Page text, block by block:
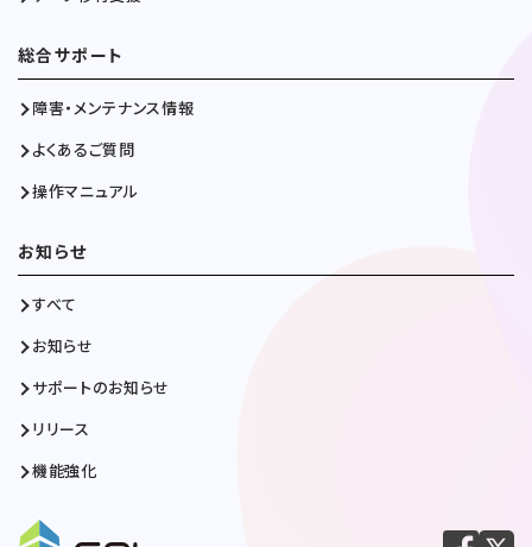
総合サポート
障害・メンテナンス情報
よくあるご質問
操作マニュアル
お知らせ
すべて
お知らせ
サポートのお知らせ
リリース
機能強化